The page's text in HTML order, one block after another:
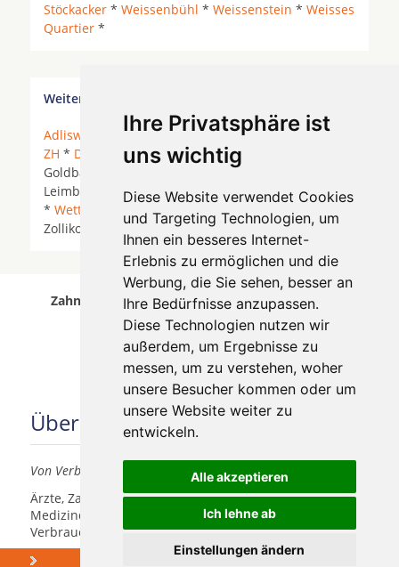
Ihre Privatsphäre ist
uns wichtig
Diese Website verwendet Cookies
und Targeting Technologien, um
Ihnen ein besseres Internet-
Erlebnis zu ermöglichen und die
Werbung, die Sie sehen, besser an
Ihre Bedürfnisse anzupassen.
Diese Technologien nutzen wir
außerdem, um Ergebnisse zu
messen, um zu verstehen, woher
unsere Besucher kommen oder um
unsere Website weiter zu
entwickeln.
Alle akzeptieren
Ich lehne ab
Einstellungen ändern
Stöckacker * Weissenbühl * Weissenstein * Weisses
Quartier *
Weitere Orte in der Nähe von Bern Länggasse
Adliswil * Alt Paradies * Bendlikon *Birmensdorf
ZH * Dübendorf*Ebmatingen*Erlenbach ZH
Goldbach * Kilchberg *
Kilchberg ZH
Leimbach *
Rüschlikon*Thalwil*Uitikon Waldegg
* Wettswil Zollikerberg * Zollikon
* Zollikon Dorf *
Zollikon Station * Zumikon* Zurich *Zürich*
Zahnärzte für Zahnimplantete in Bern Länggasse
wurde am 06 August 2026 aktualisiert.
Über uns
Von Verbrauchern für Verbraucher
Ärzte, Zahnärzte, Akustiker und andere
Medizindienstleister haben hier die Möglichkeit, sich
Verbrauchern vorzustellen.
Praxismarketing